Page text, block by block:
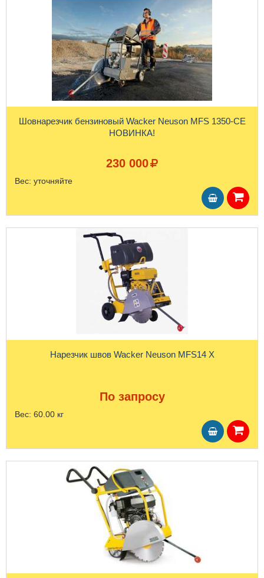
Шовнарезчик бензиновый Wacker Neuson MFS 1350-CE
НОВИНКА!
230 000
Вес: уточняйте
Нарезчик швов Wacker Neuson MFS14 X
По запросу
Вес: 60.00 кг